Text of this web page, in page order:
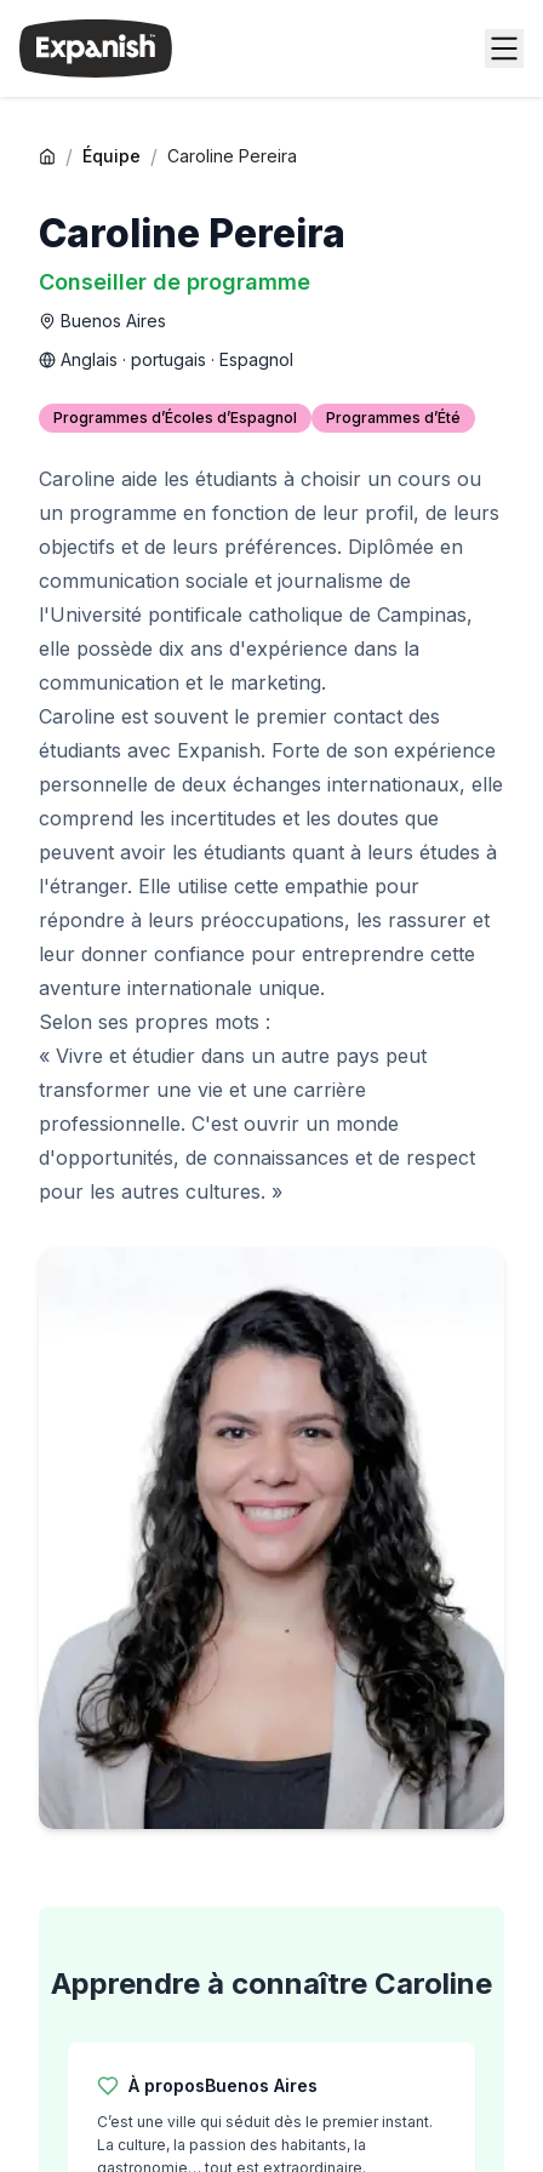
/ Équipe / Caroline Pereira
Caroline Pereira
Conseiller de programme
Buenos Aires
Anglais · portugais · Espagnol
Programmes d’Écoles d’Espagnol Programmes d’Été
Caroline aide les étudiants à choisir un cours ou
un programme en fonction de leur profil, de leurs
objectifs et de leurs préférences. Diplômée en
communication sociale et journalisme de
l'Université pontificale catholique de Campinas,
elle possède dix ans d'expérience dans la
communication et le marketing.
Caroline est souvent le premier contact des
étudiants avec Expanish. Forte de son expérience
personnelle de deux échanges internationaux, elle
comprend les incertitudes et les doutes que
peuvent avoir les étudiants quant à leurs études à
l'étranger. Elle utilise cette empathie pour
répondre à leurs préoccupations, les rassurer et
leur donner confiance pour entreprendre cette
aventure internationale unique.
Selon ses propres mots :
« Vivre et étudier dans un autre pays peut
transformer une vie et une carrière
professionnelle. C'est ouvrir un monde
d'opportunités, de connaissances et de respect
pour les autres cultures. »
Apprendre à connaître Caroline
À proposBuenos Aires
C’est une ville qui séduit dès le premier instant.
La culture, la passion des habitants, la
gastronomie… tout est extraordinaire.